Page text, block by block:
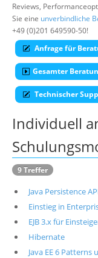
Suche
Reviews,
Sie eine unverbindliche
+49 (0)201 649590-50!
Anfrage für
Gesamter
Technischer
Individuell
9 Treffer
Java Persistence
Einstieg in
EJB 3.x für
Hibernate
Java EE 6 Patterns